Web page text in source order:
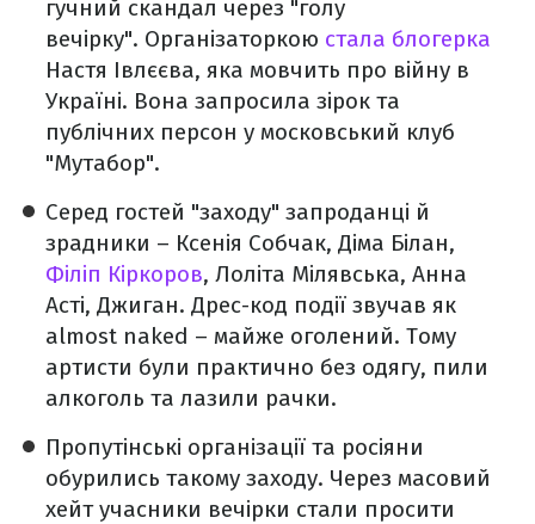
гучний скандал через "голу
вечірку". Організаторкою стала блогерка
Настя Івлєєва, яка мовчить про війну в
Україні. Вона запросила зірок та
публічних персон у московський клуб
"Мутабор".
Серед гостей "заходу" запроданці й
зрадники – Ксенія Собчак, Діма Білан,
Філіп Кіркоров, Лоліта Мілявська, Анна
Асті, Джиган. Дрес-код події звучав як
almost naked – майже оголений. Тому
артисти були практично без одягу, пили
алкоголь та лазили рачки.
Пропутінські організації та росіяни
обурились такому заходу. Через масовий
хейт учасники вечірки стали просити